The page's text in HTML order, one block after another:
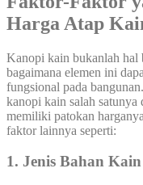
Harga Atap
Kanopi kain bukanlah hal
bagaimana elemen ini
fungsional pada
kanopi kain salah satunya
memiliki patokan
faktor lainnya seperti:
1. Jenis Bahan Kain